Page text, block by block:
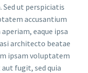
ut perspiciatis
accusantium
eaque ipsa
architecto beatae
ipsam voluptatem
fugit, sed quia